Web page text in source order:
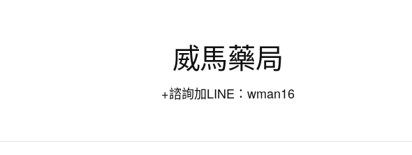
威馬藥局
+諮詢加LINE：wman16